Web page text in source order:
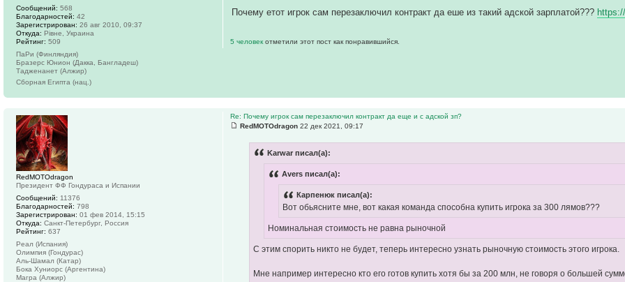
Почему етот игрок сам перезаключил контракт да еше из такий адской зарплатой???
5 человекотметили этот пост как понравившийся.
Сообщений: 568
Благодарностей: 42
Зарегистрирован: 26 авг 2010, 09:37
Откуда: Рівне, Украина
Рейтинг: 509
ПаРи (Финляндия)
Бразерс Юнион (Дакка, Бангладеш)
Тадженанет (Алжир)
Сборная Египта (нац.)
Re: Почему игрок сам перезаключил контракт да еще и с адской зп?
RedMOTOdragon 22 дек 2021, 09:17
Karwar писал(а):
Avers писал(а):
Карпенюк писал(а):
Вот обьясните мне, вот какая команда способна купить игрока за 300 лямов???
Номинальная стоимость не равна рыночной
С этим спорить никто не будет, теперь интересно узнать рыночную стоимость этого игрока.
Мне например интересно кто его готов купить хотя бы за 200 млн, не говоря о большей
RedMOTOdragon
Президент ФФ Гондураса и Испании
Сообщений: 11376
Благодарностей: 798
Зарегистрирован: 01 фев 2014, 15:15
Откуда: Санкт-Петербург, Россия
Рейтинг: 637
Реал (Испания)
Олимпия (Гондурас)
Аль-Шамал (Катар)
Бока Хуниорс (Аргентина)
Магра (Алжир)